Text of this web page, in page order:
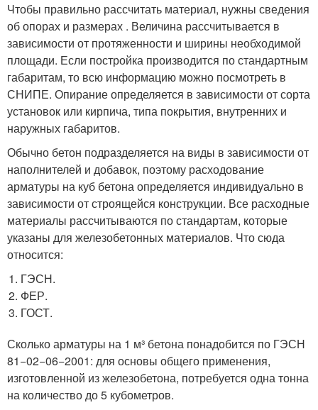
Чтобы правильно рассчитать материал, нужны сведения
об опорах и размерах . Величина рассчитывается в
зависимости от протяженности и ширины необходимой
площади. Если постройка производится по стандартным
габаритам, то всю информацию можно посмотреть в
СНИПЕ. Опирание определяется в зависимости от сорта
установок или кирпича, типа покрытия, внутренних и
наружных габаритов.
Обычно бетон подразделяется на виды в зависимости от
наполнителей и добавок, поэтому расходование
арматуры на куб бетона определяется индивидуально в
зависимости от строящейся конструкции. Все расходные
материалы рассчитываются по стандартам, которые
указаны для железобетонных материалов. Что сюда
относится:
ГЭСН.
ФЕР.
ГОСТ.
Сколько арматуры на 1 м³ бетона понадобится по ГЭСН
81−02−06−2001: для основы общего применения,
изготовленной из железобетона, потребуется одна тонна
на количество до 5 кубометров.